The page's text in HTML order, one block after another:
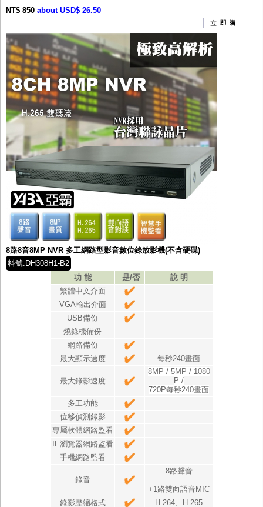
客訂商品
NT$ 850 about USD$ 26.50
8路8音8MP NVR 多工網路型影音數位錄放影機(不含硬碟)
料號:DH308H1-B2
功 能
是/否
說 明
繁體中文介面
VGA輸出介面
USB備份
燒錄機備份
網路備份
最大顯示速度
每秒240畫面
最大錄影速度
8MP / 5MP / 1080
P /
720P每秒240畫面
多工功能
位移偵測錄影
專屬軟體網路監看
IE瀏覽器網路監看
手機網路監看
錄音
8路聲音
+1路雙向語音MIC
錄影壓縮格式
H.264、H.265